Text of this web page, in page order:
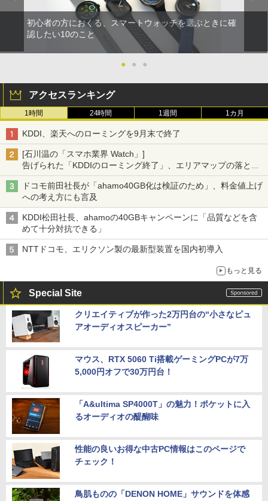
初心者の方におくる、スマートウォッチを選ぶときに確
認したい10のこと
● ● ●
アクセスランキング
1時間 24時間 1週間 1カ月
KDDI、楽天へのローミングを9月末で終了
[石川温の「スマホ業界 Watch」]
告げられた「KDDIのローミング終了」、エリアマップの落とし
穴と楽天モバイルの課題
ドコモ前田社長が「ahamo40GB化は検証のため」、料金値上げ
への考え方にも言及
KDDI松田社長、ahamoの40GBキャンペーンに「品質などを含
めて十分対抗できる」
NTTドコモ、エリクソン製の最新型装置を国内初導入
もっと見る
Special Site
クリエイティブが作った2万円台の“小さなピュ
アオーディオスピーカー”
マウス、RTX 5060 Ti搭載ゲーミングPCが7万
5,000円オフで30万円台！
「A&ultima SP4000T」の魅力！ポケットに入
るオーディオの醍醐味
性能の良いお得な中古PC情報はこのページで
チェック！
鳥肌ものの「DENON HOME」サウンドを体感